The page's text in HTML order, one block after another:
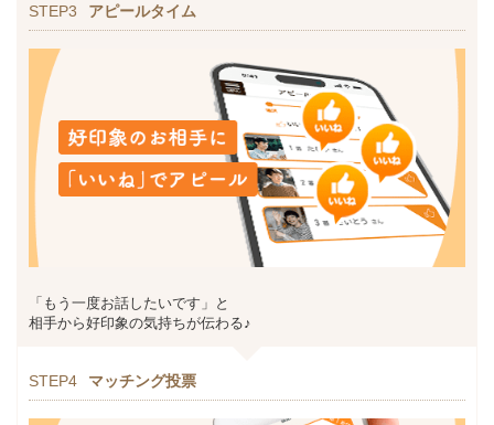
STEP3 アピールタイム
「もう一度お話したいです」と
相手から好印象の気持ちが伝わる♪
STEP4 マッチング投票